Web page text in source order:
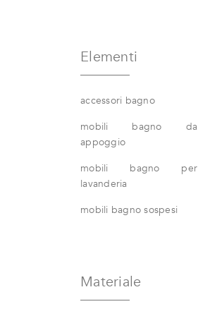
Elementi
accessori bagno
mobili bagno da
appoggio
mobili bagno per
lavanderia
mobili bagno sospesi
Materiale